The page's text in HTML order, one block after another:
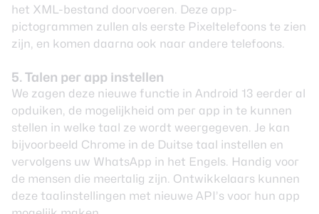
het XML-bestand doorvoeren. Deze app-
pictogrammen zullen als eerste Pixeltelefoons te zien
zijn, en komen daarna ook naar andere telefoons.
5. Talen per app instellen
We zagen deze nieuwe functie in Android 13 eerder al
opduiken, de mogelijkheid om per app in te kunnen
stellen in welke taal ze wordt weergegeven. Je kan
bijvoorbeeld Chrome in de Duitse taal instellen en
vervolgens uw WhatsApp in het Engels. Handig voor
de mensen die meertalig zijn. Ontwikkelaars kunnen
deze taalinstellingen met nieuwe API’s voor hun app